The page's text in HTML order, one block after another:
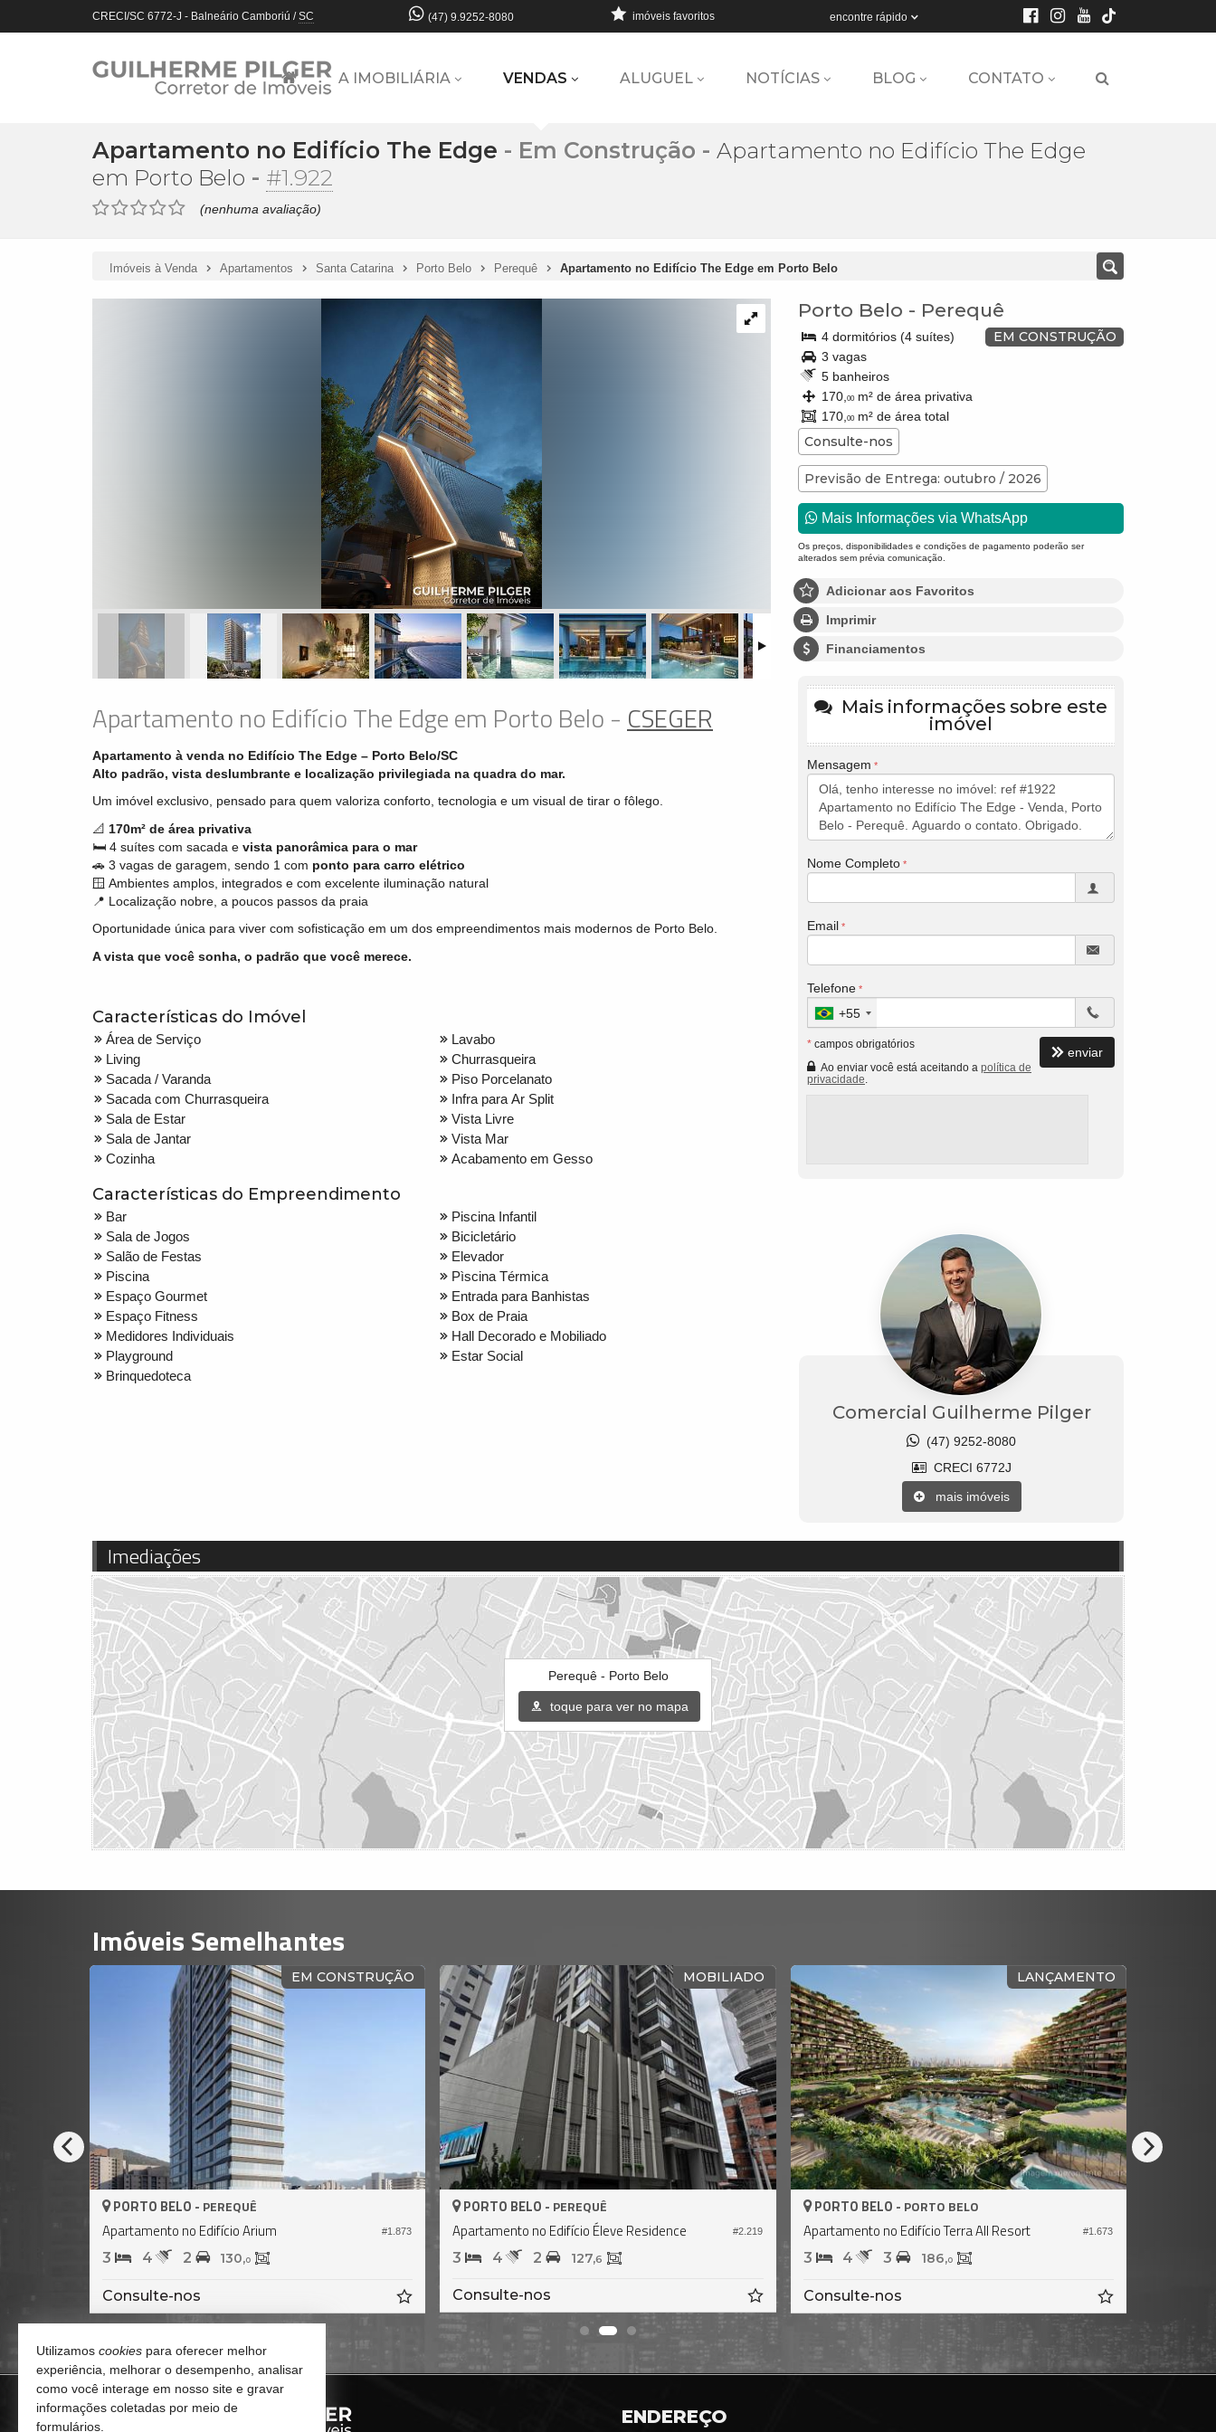
CRECI/SC 6772-J - Balneário Camboriú /SC (47) 9.9252-8080 encontre rápido
imóveis favoritos
A IMOBILIÁRIA VENDAS ALUGUEL NOTÍCIAS BLOG CONTATO
Apartamento no Edifício The Edge - Em Construção - Apartamento no Edifício The Edge
em Porto Belo - #1.922
(nenhuma avaliação)
Imóveis à Venda Apartamentos Santa Catarina Porto Belo Perequê Apartamento no Edifício The Edge em Porto Belo
Apartamento no Edifício The Edge em Porto Belo - CSEGER
Apartamento à venda no Edifício The Edge – Porto Belo/SC
Alto padrão, vista deslumbrante e localização privilegiada na quadra do mar.
Um imóvel exclusivo, pensado para quem valoriza conforto, tecnologia e um visual de tirar o fôlego.
📐 170m² de área privativa
🛏️ 4 suítes com sacada e vista panorâmica para o mar
🚗 3 vagas de garagem, sendo 1 com ponto para carro elétrico
🪟 Ambientes amplos, integrados e com excelente iluminação natural
📍 Localização nobre, a poucos passos da praia
Oportunidade única para viver com sofisticação em um dos empreendimentos mais modernos de Porto Belo.
A vista que você sonha, o padrão que você merece.
Características do Imóvel
Área de Serviço
Living
Sacada / Varanda
Sacada com Churrasqueira
Sala de Estar
Sala de Jantar
Cozinha
Lavabo
Churrasqueira
Piso Porcelanato
Infra para Ar Split
Vista Livre
Vista Mar
Acabamento em Gesso
Características do Empreendimento
Bar
Sala de Jogos
Salão de Festas
Piscina
Espaço Gourmet
Espaço Fitness
Medidores Individuais
Playground
Brinquedoteca
Piscina Infantil
Bicicletário
Elevador
Pìscina Térmica
Entrada para Banhistas
Box de Praia
Hall Decorado e Mobiliado
Estar Social
Porto Belo - Perequê
EM CONSTRUÇÃO
4 dormitórios (4 suítes)
3 vagas
5 banheiros
170, 00m² de área privativa
170, 00m² de área total
Consulte-nos
Previsão de Entrega: outubro / 2026
Mais Informações via WhatsApp
Os preços, disponibilidades e condições de pagamento poderão ser
alterados sem prévia comunicação.
Adicionar aos Favoritos
Imprimir
Financiamentos
Mais informações sobre este
imóvel
Mensagem
Nome Completo
Email
Telefone
+55
* campos obrigatórios
Ao enviar você está aceitando a política de
privacidade.
enviar
Comercial Guilherme Pilger
(47) 9252-8080
CRECI 6772J
mais imóveis
Imediações
Perequê - Porto Belo
toque para ver no mapa
Imóveis Semelhantes
EM CONSTRUÇÃO
#1.873
PORTO BELO - PEREQUÊ
Apartamento no Edifício Arium
3 4 2 130,0
Consulte-nos
MOBILIADO
#2.219
PORTO BELO - PEREQUÊ
Apartamento no Edifício Éleve Residence
3 4 2 127,6
Consulte-nos
LANÇAMENTO
#1.673
PORTO BELO - PORTO BELO
Apartamento no Edifício Terra All Resort
3 4 3 186,0
Consulte-nos
ENDEREÇO
Utilizamos cookies para oferecer melhor
experiência, melhorar o desempenho, analisar
como você interage em nosso site e gravar
informações coletadas por meio de
formulários.